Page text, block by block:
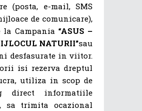
(posta, e-mail, SMS
de comunicare),
Campania “ASUS –
NATURII”sau
desfasurate in viitor.
isi rezerva dreptul
utiliza in scop de
direct informatiile
sa trimita ocazional